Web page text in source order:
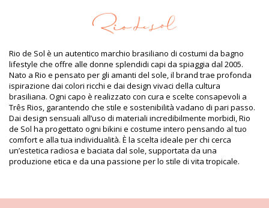
Fodera: 84% Biodegradable Nylon (AMNI SOUL ECO), 16%
Spandex (LYCRA) - OEKO-TEX - Chlorine Resistant
Informazioni sul prodotto
Dipartimento: Donna, Bikini pezzo sotto
Il pacchetto include: 1 x Bikini pezzo sotto (Altri accessori non
inclusi)
HS CODE (Codice doganale): 6112.41.0010
SKU: 1981121139
EAN: XS (7899810292483), S (7899810292490), M (7899810292506),
L (7899810292513), XL (7899810292520), XXL (7899810292537)
Peso: 45g / 0.1lb / 1.59oz
La stampa non è esatta e può variare in base al taglio
Istruzioni per la cura di per: Rio de Sol Bottom
Rio de Sol è un autentico marchio brasiliano di costumi da bagno
lifestyle che offre alle donne splendidi capi da spiaggia dal 2005.
Nato a Rio e pensato per gli amanti del sole, il brand trae profonda
ispirazione dai colori ricchi e dai design vivaci della cultura
brasiliana. Ogni capo è realizzato con cura e scelte consapevoli a
Três Rios, garantendo che stile e sostenibilità vadano di pari passo.
Dai design sensuali all’uso di materiali incredibilmente morbidi, Rio
de Sol ha progettato ogni bikini e costume intero pensando al tuo
comfort e alla tua individualità. È la scelta ideale per chi cerca
un’estetica radiosa e baciata dal sole, supportata da una
produzione etica e da una passione per lo stile di vita tropicale.